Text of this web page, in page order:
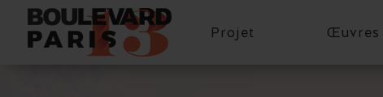
Projet Œuvres